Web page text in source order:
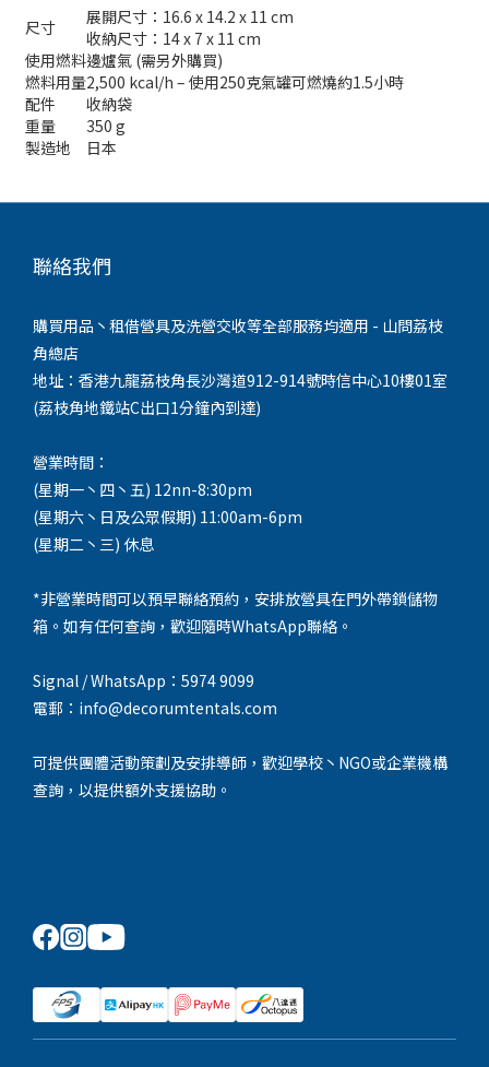
尺寸
展開尺寸：16.6 x 14.2 x 11 cm
收納尺寸：14 x 7 x 11 cm
使用燃料邊爐氣 (需另外購買)
燃料用量2,500 kcal/h – 使用250克氣罐可燃燒約1.5小時
配件
收納袋
重量
350 g
製造地
日本
聯絡我們
購買用品丶租借營具及洗營交收等全部服務均適用 - 山問荔枝
角總店
地址：香港九龍荔枝角長沙灣道912-914號時信中心10樓01室
(荔枝角地鐵站C出口1分鐘內到達)
營業時間：
(星期一丶四丶五) 12nn-8:30pm
(星期六丶日及公眾假期) 11:00am-6pm
(星期二丶三) 休息
*非營業時間可以預早聯絡預約，安排放營具在門外帶鎖儲物
箱。如有任何查詢，歡迎隨時WhatsApp聯絡。
Signal / WhatsApp：5974 9099
電郵：info@decorumtentals.com
可提供團體活動策劃及安排導師，歡迎學校丶NGO或企業機構
查詢，以提供額外支援協助。